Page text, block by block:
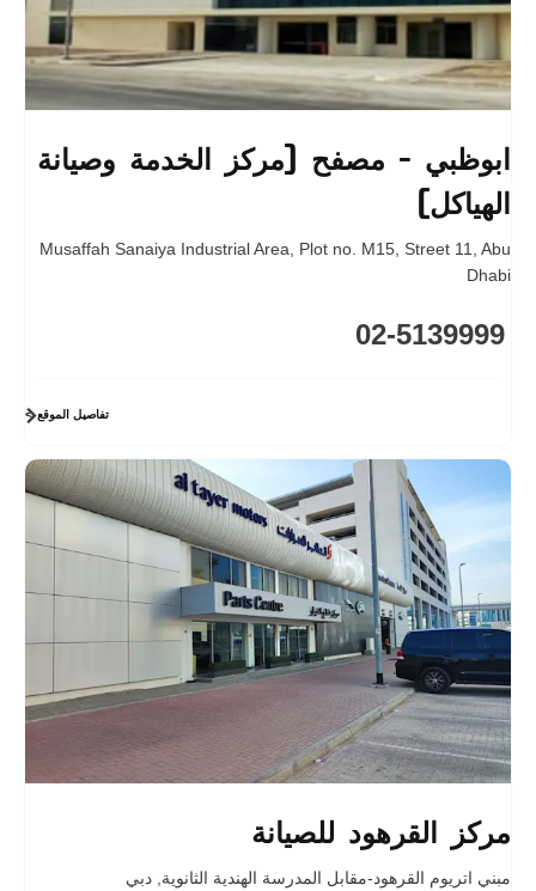
ابوظبي - مصفح (مركز الخدمة وصيانة
الهياكل)
Musaffah Sanaiya Industrial Area, Plot no. M15, Street 11, Abu
Dhabi
02-5139999
تفاصيل الموقع
مركز القرهود للصيانة
مبني اتريوم القرهود-مقابل المدرسة الهندية الثانوية دبي